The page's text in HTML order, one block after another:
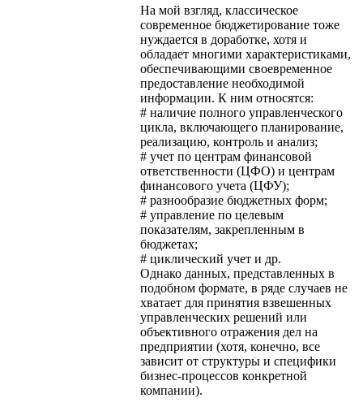
На мой взгляд, классическое
современное бюджетирование тоже
нуждается в доработке, хотя и
обладает многими характеристиками,
обеспечивающими своевременное
предоставление необходимой
информации. К ним относятся:
# наличие полного управленческого
цикла, включающего планирование,
реализацию, контроль и анализ;
# учет по центрам финансовой
ответственности (ЦФО) и центрам
финансового учета (ЦФУ);
# разнообразие бюджетных форм;
# управление по целевым
показателям, закрепленным в
бюджетах;
# циклический учет и др.
Однако данных, представленных в
подобном формате, в ряде случаев не
хватает для принятия взвешенных
управленческих решений или
объективного отражения дел на
предприятии (хотя, конечно, все
зависит от структуры и специфики
бизнес-процессов конкретной
компании).